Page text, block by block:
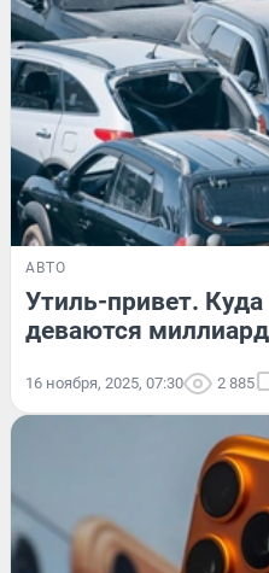
АВТО
Утиль-привет.
деваются
16 ноября, 2025, 07:30 2 885